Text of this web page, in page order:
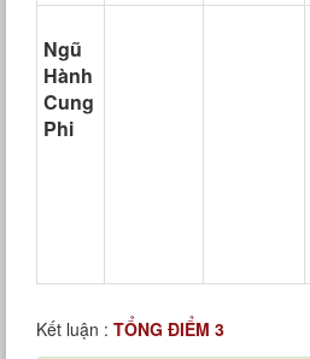
Ngũ
Hành
Cung
Phi
Kết luận : TỔNG ĐIỂM 3